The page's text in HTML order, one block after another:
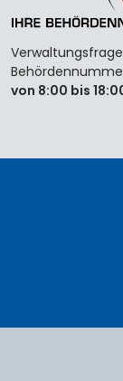
von 8:00 bis